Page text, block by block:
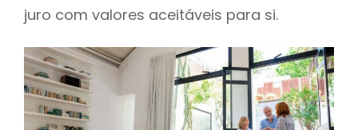
juro com valores aceitáveis para si.